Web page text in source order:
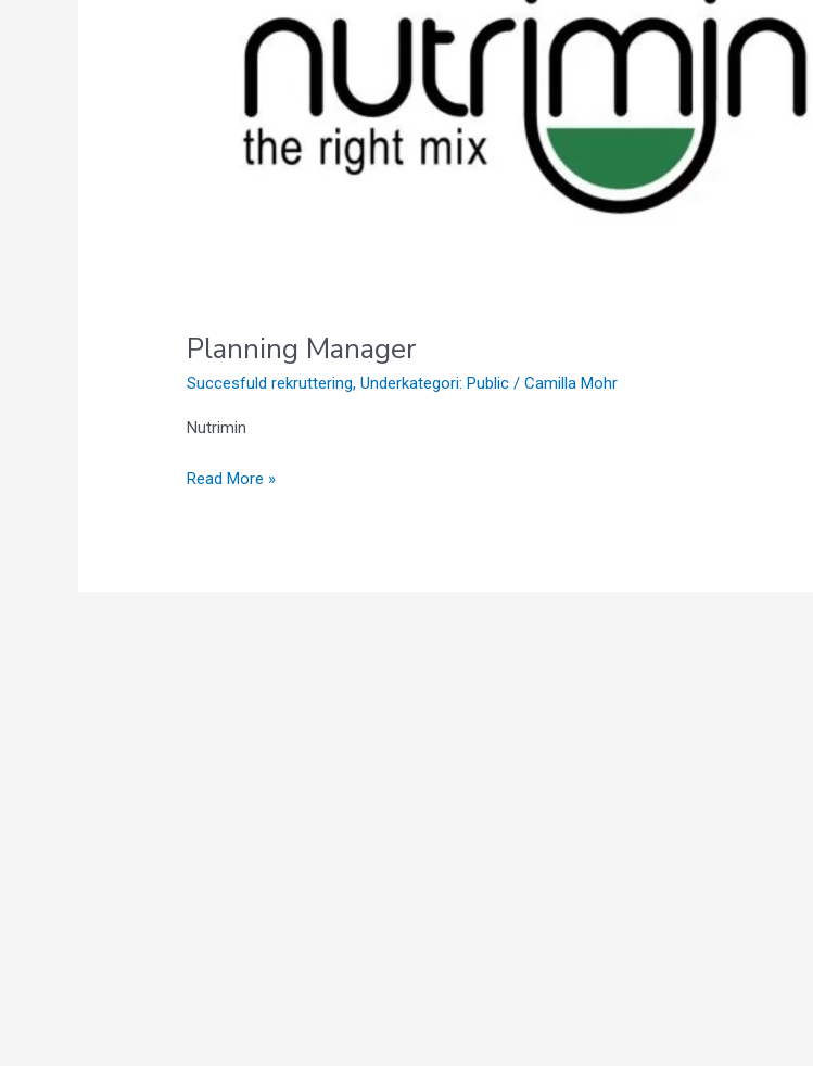
Planning Manager
Succesfuld rekruttering,Underkategori: Public /Camilla Mohr
Nutrimin
Read More »